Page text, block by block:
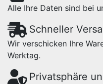
Alle Ihre Daten sind bei
Schneller
Wir verschicken Ihre
Werktag.
Privatsphäre